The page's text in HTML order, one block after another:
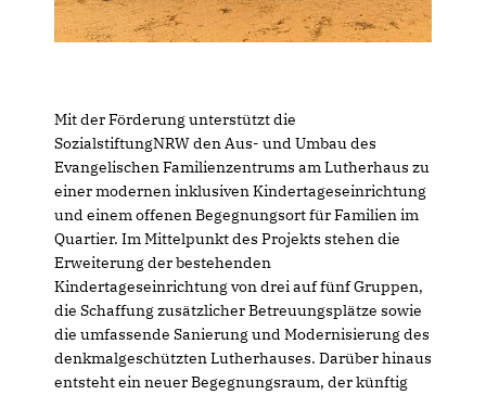
Mit der Förderung unterstützt die
SozialstiftungNRW den Aus- und Umbau des
Evangelischen Familienzentrums am Lutherhaus zu
einer modernen inklusiven Kindertageseinrichtung
und einem offenen Begegnungsort für Familien im
Quartier. Im Mittelpunkt des Projekts stehen die
Erweiterung der bestehenden
Kindertageseinrichtung von drei auf fünf Gruppen,
die Schaffung zusätzlicher Betreuungsplätze sowie
die umfassende Sanierung und Modernisierung des
denkmalgeschützten Lutherhauses. Darüber hinaus
entsteht ein neuer Begegnungsraum, der künftig